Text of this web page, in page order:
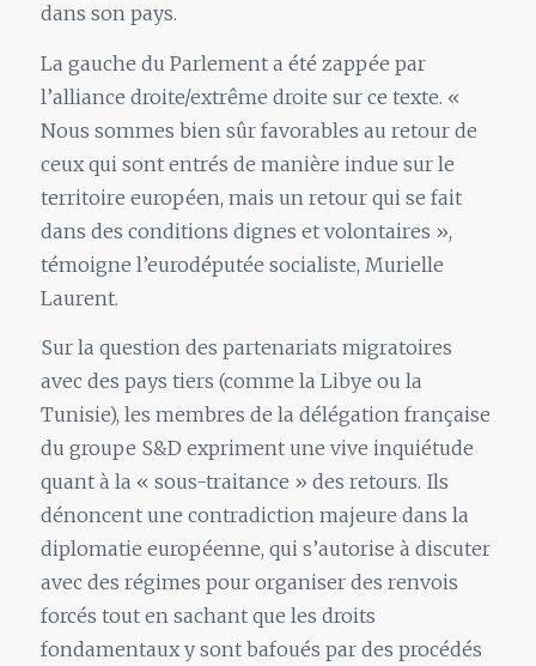
dans son pays.
La gauche du Parlement a été zappée par
l’alliance droite/extrême droite sur ce texte. «
Nous sommes bien sûr favorables au retour de
ceux qui sont entrés de manière indue sur le
territoire européen, mais un retour qui se fait
dans des conditions dignes et volontaires »,
témoigne l’eurodéputée socialiste, Murielle
Laurent.
Sur la question des partenariats migratoires
avec des pays tiers (comme la Libye ou la
Tunisie), les membres de la délégation française
du groupe S&D expriment une vive inquiétude
quant à la « sous-traitance » des retours. Ils
dénoncent une contradiction majeure dans la
diplomatie européenne, qui s’autorise à discuter
avec des régimes pour organiser des renvois
forcés tout en sachant que les droits
fondamentaux y sont bafoués par des procédés